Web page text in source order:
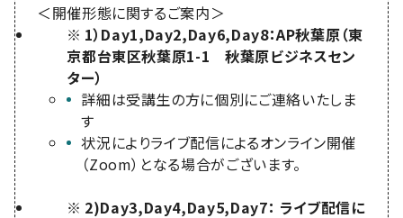
＜開催形態に関するご案内＞
※ 1）Day1,Day2,Day6,Day8：AP秋葉原（東
京都台東区秋葉原1-1 秋葉原ビジネスセン
ター）
詳細は受講生の方に個別にご連絡いたしま
す
状況によりライブ配信によるオンライン開催
（Zoom）となる場合がございます。
※ 2)Day3,Day4,Day5,Day7： ライブ配信に